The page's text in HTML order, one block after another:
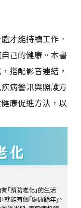
才能持續工作。
己的健康。本書
搭配影音連結，
病警訊與照護方
康促進方法，以